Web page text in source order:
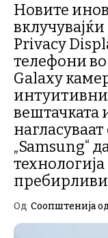
Новите
Privacy
телефони во
Galaxy
вештачката
„Samsung“
Од Соопштенија